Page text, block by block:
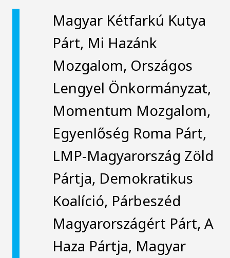
Magyar Kétfarkú Kutya
Párt, Mi Hazánk
Mozgalom, Országos
Lengyel Önkormányzat,
Momentum Mozgalom,
Egyenlőség Roma Párt,
LMP-Magyarország Zöld
Pártja, Demokratikus
Koalíció, Párbeszéd
Magyarországért Párt, A
Haza Pártja, Magyar